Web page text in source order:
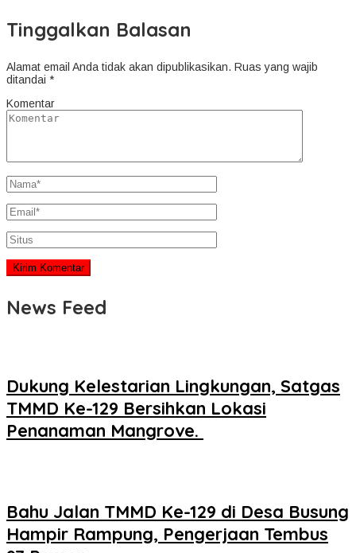
Tinggalkan Balasan
Alamat email Anda tidak akan dipublikasikan. Ruas yang wajib
ditandai *
Komentar
News Feed
Dukung Kelestarian Lingkungan, Satgas
TMMD Ke-129 Bersihkan Lokasi
Penanaman Mangrove.
Bahu Jalan TMMD Ke-129 di Desa Busung
Hampir Rampung, Pengerjaan Tembus